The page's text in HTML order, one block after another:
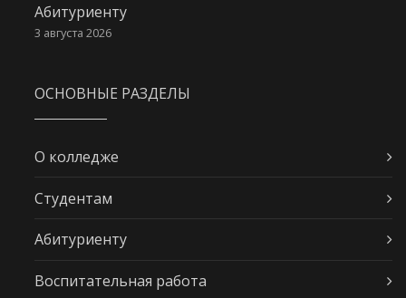
Абитуриенту
3 августа 2026
ОСНОВНЫЕ РАЗДЕЛЫ
О колледже
Студентам
Абитуриенту
Воспитательная работа